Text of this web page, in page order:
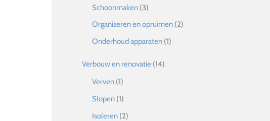
Schoonmaken (3)
Organiseren en opruimen (2)
Onderhoud apparaten (1)
Verbouw en renovatie (14)
Verven (1)
Slopen (1)
Isoleren (2)